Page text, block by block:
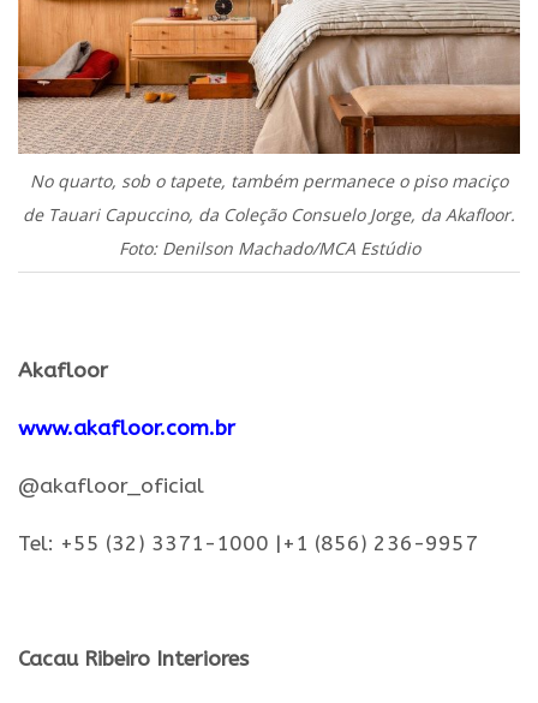
No quarto, sob o tapete, também permanece o piso maciço
de Tauari Capuccino, da Coleção Consuelo Jorge, da Akafloor.
Foto: Denilson Machado/MCA Estúdio
Akafloor
www.akafloor.com.br
@akafloor_oficial
Tel: +55 (32) 3371-1000 |+1 (856) 236-9957
Cacau Ribeiro Interiores